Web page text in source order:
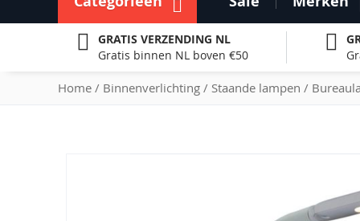
GRATIS VERZENDING NL
Gratis binnen NL boven €50
Home Binnenverlichting Staande lampen